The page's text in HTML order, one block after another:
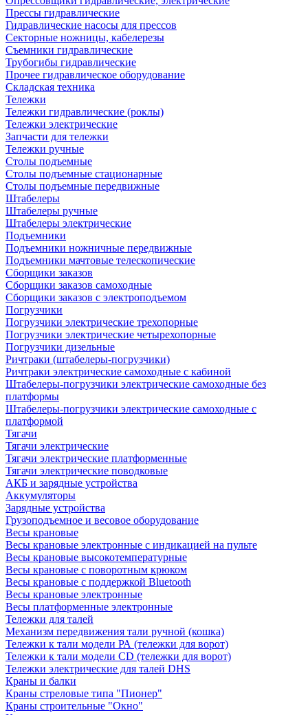
Прессы гидравлические
Гидравлические насосы для прессов
Секторные ножницы, кабелерезы
Съемники гидравлические
Трубогибы гидравлические
Прочее гидравлическое оборудование
Складская техника
Тележки
Тележки гидравлические (роклы)
Тележки электрические
Запчасти для тележки
Тележки ручные
Столы подъемные
Столы подъемные стационарные
Столы подъемные передвижные
Штабелеры
Штабелеры ручные
Штабелеры электрические
Подъемники
Подъемники ножничные передвижные
Подъемники мачтовые телескопические
Сборщики заказов
Сборщики заказов самоходные
Сборщики заказов с электроподъемом
Погрузчики
Погрузчики электрические трехопорные
Погрузчики электрические четырехопорные
Погрузчики дизельные
Ричтраки (штабелеры-погрузчики)
Ричтраки электрические самоходные с кабиной
Штабелеры-погрузчики электрические самоходные без
платформы
Штабелеры-погрузчики электрические самоходные с
платформой
Тягачи
Тягачи электрические
Тягачи электрические платформенные
Тягачи электрические поводковые
АКБ и зарядные устройства
Аккумуляторы
Зарядные устройства
Грузоподъемное и весовое оборудование
Весы крановые
Весы крановые электронные с индикацией на пульте
Весы крановые высокотемпературные
Весы крановые с поворотным крюком
Весы крановые с поддержкой Bluetooth
Весы крановые электронные
Весы платформенные электронные
Тележки для талей
Механизм передвижения тали ручной (кошка)
Тележки к тали модели РА (тележки для ворот)
Тележки к тали модели CD (тележки для ворот)
Тележки электрические для талей DHS
Краны и балки
Краны стреловые типа "Пионер"
Краны строительные "Окно"